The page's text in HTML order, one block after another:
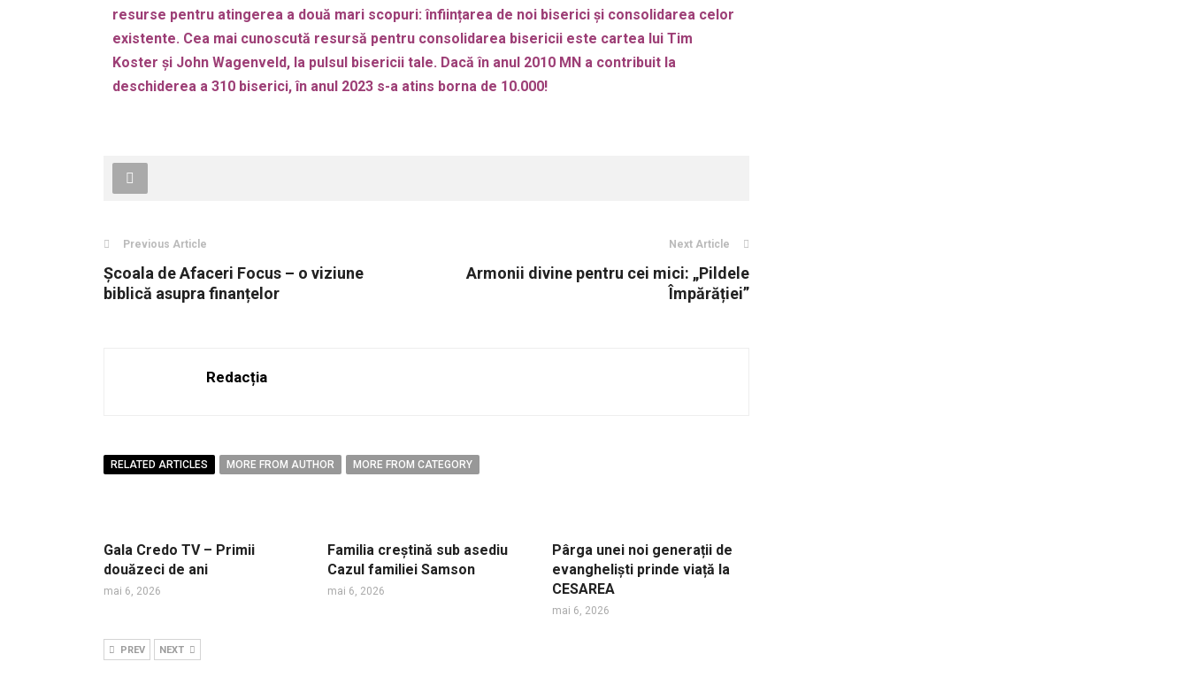
resurse pentru atingerea a două mari scopuri: înființarea de noi biserici și consolidarea celor
existente. Cea mai cunoscută resursă pentru consolidarea bisericii este cartea lui Tim
Koster și John Wagenveld, Ia pulsul bisericii tale. Dacă în anul 2010 MN a contribuit la
deschiderea a 310 biserici, în anul 2023 s-a atins borna de 10.000!
Previous Article
Școala de Afaceri Focus – o viziune
biblică asupra finanțelor
Next Article
Armonii divine pentru cei mici: „Pildele
Împărăției”
Redacția
RELATED ARTICLES MORE FROM AUTHOR MORE FROM CATEGORY
Gala Credo TV – Primii
douăzeci de ani
mai 6, 2026
Familia creștină sub asediu
Cazul familiei Samson
mai 6, 2026
Pârga unei noi generații de
evangheliști prinde viață la
CESAREA
mai 6, 2026
PREV NEXT